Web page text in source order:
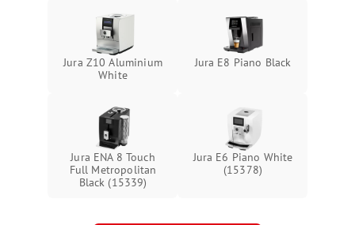
Jura Z10 Aluminium
White
Jura E8 Piano Black
Jura ENA 8 Touch
Full Metropolitan
Black (15339)
Jura E6 Piano White
(15378)